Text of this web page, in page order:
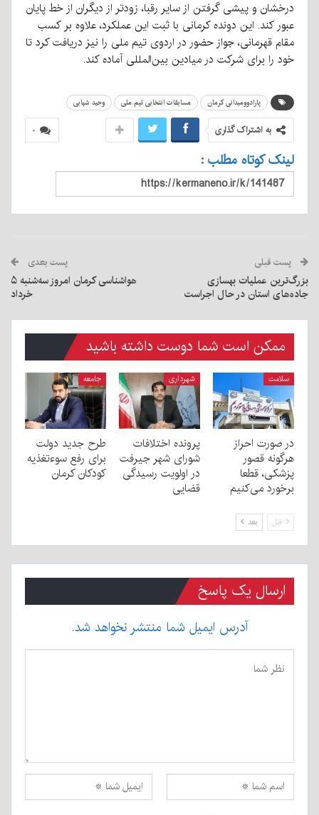
درخشان و پیشی گرفتن از سایر رقبا، زودتر از دیگران از خط پایان
عبور کند. این دونده کرمانی با ثبت این عملکرد، علاوه بر کسب
مقام قهرمانی، جواز حضور در اردوی تیم ملی را نیز دریافت کرد تا
خود را برای شرکت در میادین بین‌المللی آماده کند.
پارادوومیدانی کرمان مسابقات انتخابی تیم ملی وحید شهابی
۰ به اشتراک گذاری
لینک کوتاه مطلب :
پست قبلی
بزرگ‌ترین عملیات بهسازی
جاده‌های استان در حال اجراست
پست بعدی
هواشناسی کرمان امروز سه‌شنبه ۵
خرداد
ممکن است شما دوست داشته باشید
سلامت
در صورت احراز
هرگونه قصور
پزشکی، قطعا
برخورد می‌کنیم
شهرداری
پرونده اختلافات
شورای شهر جیرفت
در اولویت رسیدگی
قضایی
جامعه
طرح جدید دولت
برای رفع سوءتغذیه
کودکان کرمان
قبل بعد
ارسال یک پاسخ
آدرس ایمیل شما منتشر نخواهد شد.